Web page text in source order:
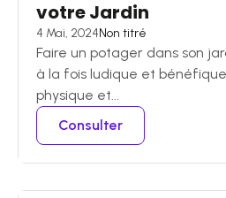
votre Jardin
4 Mai, 2024Non titré
Faire un potager dans son
à la fois ludique et
physique et...
Consulter